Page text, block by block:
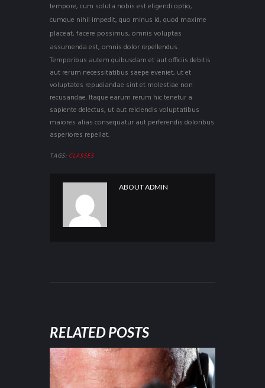
tempore, cum soluta nobis est eligendi optio,
cumque nihil impedit, quo minus id, quod maxime
placeat, facere possimus, omnis voluptas
assumenda est, omnis dolor repellendus.
Temporibus autem quibusdam et aut officiis debitis
aut rerum necessitatibus saepe eveniet, ut et
voluptates repudiandae sint et molestiae non
recusandae. Itaque earum rerum hic tenetur a
sapiente delectus, ut aut reiciendis voluptatibus
maiores alias consequatur aut perferendis doloribus
asperiores repellat.
TAGS: CLASSES
ABOUTADMIN
RELATED POSTS